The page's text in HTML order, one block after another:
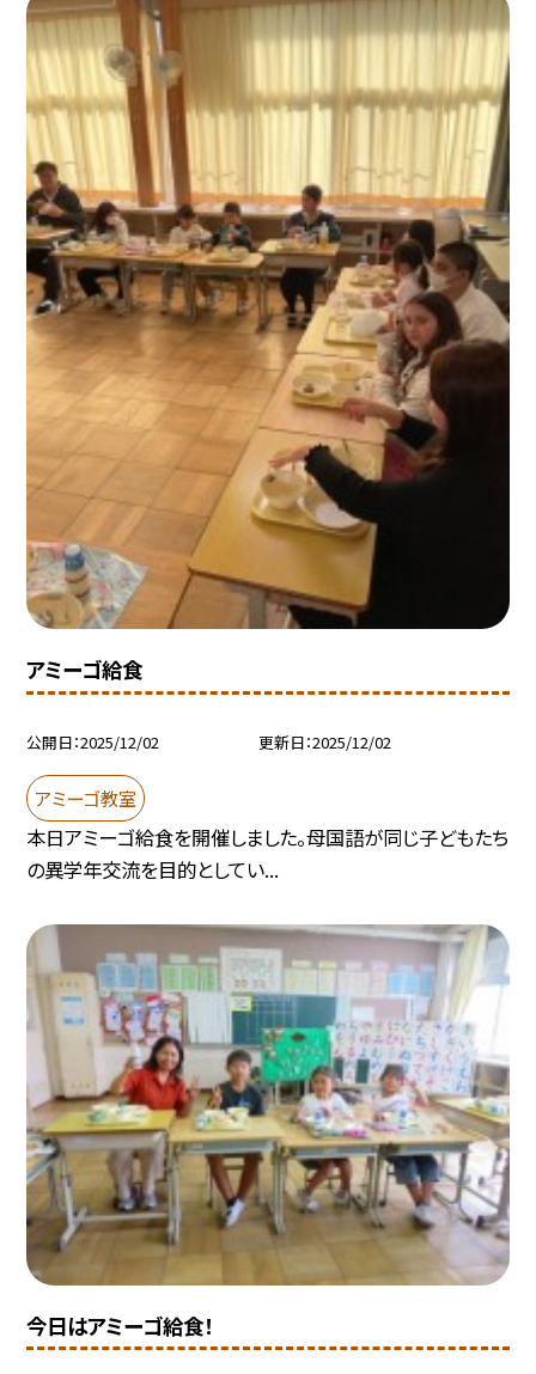
アミーゴ給食
公開日 2025/12/02 更新日 2025/12/02
アミーゴ教室
本日アミーゴ給食を開催しました。母国語が同じ子どもたち
の異学年交流を目的としてい...
今日はアミーゴ給食！